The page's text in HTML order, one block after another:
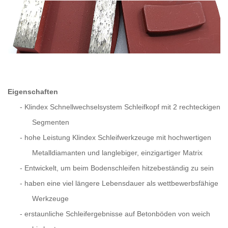
Eigenschaften
- Klindex Schnellwechselsystem Schleifkopf mit 2 rechteckigen
Segmenten
- hohe Leistung Klindex Schleifwerkzeuge mit hochwertigen
Metalldiamanten und langlebiger, einzigartiger Matrix
- Entwickelt, um beim Bodenschleifen hitzebeständig zu sein
- haben eine viel längere Lebensdauer als wettbewerbsfähige
Werkzeuge
- erstaunliche Schleifergebnisse auf Betonböden von weich